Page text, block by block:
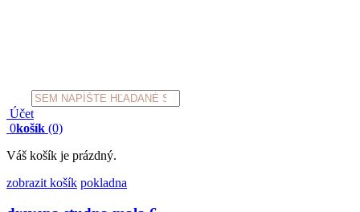
Products
search
Účet
0košík (0)
Váš košík je prázdný.
zobrazit košík pokladna